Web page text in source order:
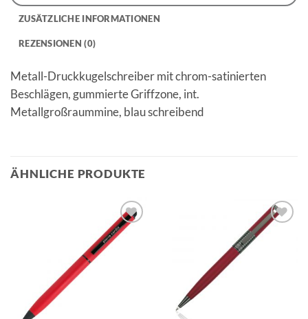
ZUSÄTZLICHE INFORMATIONEN
REZENSIONEN (0)
Metall-Druckkugelschreiber mit chrom-satinierten
Beschlägen, gummierte Griffzone, int.
Metallgroßraummine, blau schreibend
ÄHNLICHE PRODUKTE
Auf die
Merkliste
Auf die